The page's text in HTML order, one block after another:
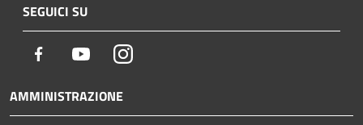
SEGUICI SU
Facebook YoutubeInstagram
AMMINISTRAZIONE